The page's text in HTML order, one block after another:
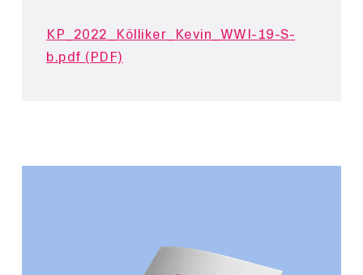
KP_2022_Kölliker_Kevin_WWI-19-S-
b.pdf (PDF)